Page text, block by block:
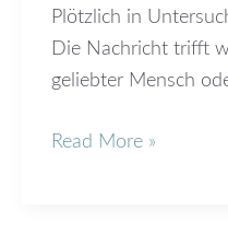
Plötzlich in
Die Nachricht trifft
geliebter Mensch
Read More »